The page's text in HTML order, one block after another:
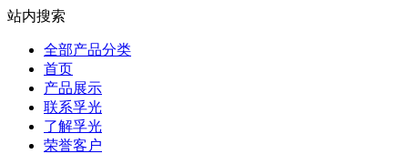
站内搜索
全部产品分类
首页
产品展示
联系孚光
了解孚光
荣誉客户